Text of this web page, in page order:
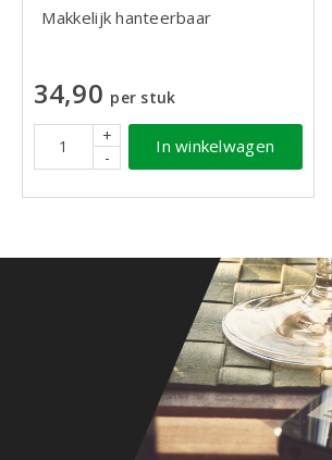
Makkelijk hanteerbaar
34,90 per stuk
+
-
In winkelwagen